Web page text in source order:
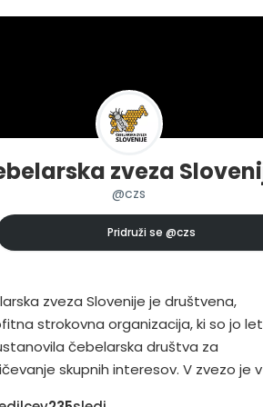
zveza
@czs
Pridruži se @czs
zveza Slovenije je društvena,
strokovna organizacija, ki so jo
čebelarska društva za
skupnih interesov. V zvezo je